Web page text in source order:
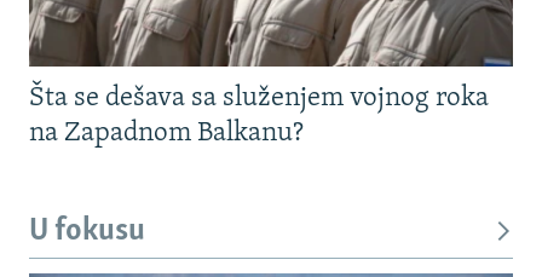
Šta se dešava sa služenjem vojnog roka
na Zapadnom Balkanu?
U fokusu